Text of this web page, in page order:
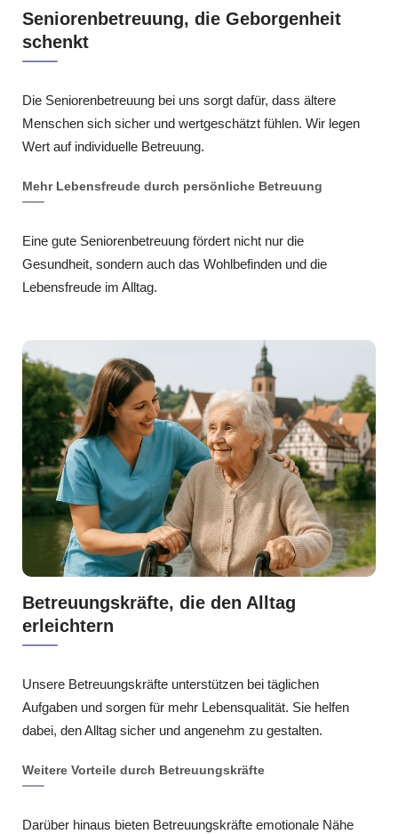
Betreuungskräfte, die den Alltag
erleichtern
Unsere Betreuungskräfte unterstützen bei täglichen
Aufgaben und sorgen für mehr Lebensqualität. Sie helfen
dabei, den Alltag sicher und angenehm zu gestalten.
Weitere Vorteile durch Betreuungskräfte
Darüber hinaus bieten Betreuungskräfte emotionale Nähe
Seniorenbetreuung, die Geborgenheit
schenkt
Die Seniorenbetreuung bei uns sorgt dafür, dass ältere
Menschen sich sicher und wertgeschätzt fühlen. Wir legen
Wert auf individuelle Betreuung.
Mehr Lebensfreude durch persönliche Betreuung
Eine gute Seniorenbetreuung fördert nicht nur die
Gesundheit, sondern auch das Wohlbefinden und die
Lebensfreude im Alltag.